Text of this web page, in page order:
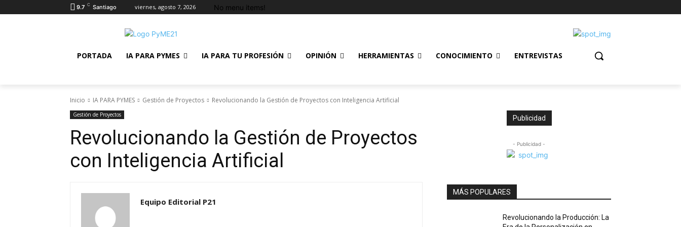
9.7 C Santiago viernes, agosto 7, 2026 No menu items!
PORTADA IA PARA PYMES IA PARA TU PROFESIÓN OPINIÓN HERRAMIENTAS CONOCIMIENTO ENTREVISTAS
Inicio IA PARA PYMES Gestión de Proyectos Revolucionando la Gestión de Proyectos con Inteligencia Artificial
Gestión de Proyectos
Revolucionando la Gestión de Proyectos
con Inteligencia Artificial
Equipo Editorial P21
Publicidad
- Publicidad -
MÁS POPULARES
Revolucionando la Producción: La